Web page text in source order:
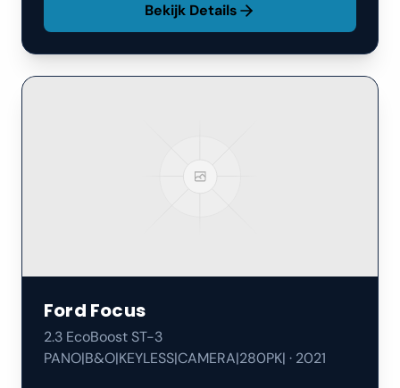
Bekijk Details
Ford Focus
2.3 EcoBoost ST-3
PANO|B&O|KEYLESS|CAMERA|280PK| · 2021